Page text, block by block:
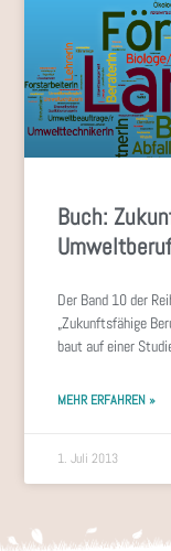
Buch:
Der Band 10 der
„Zukunftsfähige
baut auf einer
MEHR ERFAHREN »
1. Juli 2013